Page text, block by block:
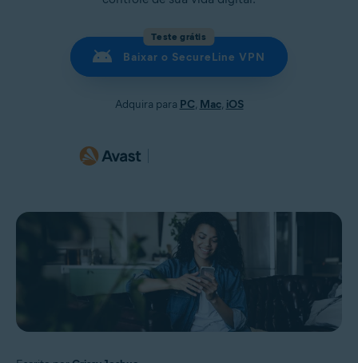
Teste grátis
Baixar o SecureLine VPN
Adquira para PC, Mac, iOS